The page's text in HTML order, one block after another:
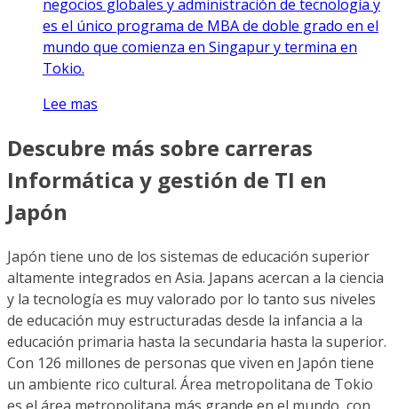
negocios globales y administración de tecnología y
es el único programa de MBA de doble grado en el
mundo que comienza en Singapur y termina en
Tokio.
Lee mas
Descubre más sobre carreras
Informática y gestión de TI en
Japón
Japón tiene uno de los sistemas de educación superior
altamente integrados en Asia. Japans acercan a la ciencia
y la tecnología es muy valorado por lo tanto sus niveles
de educación muy estructuradas desde la infancia a la
educación primaria hasta la secundaria hasta la superior.
Con 126 millones de personas que viven en Japón tiene
un ambiente rico cultural. Área metropolitana de Tokio